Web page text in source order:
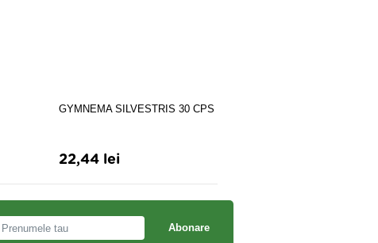
GYMNEMA SILVESTRIS 30 CPS
22,44 lei
Abonare